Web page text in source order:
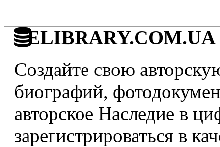
ELIBRARY.COM.UA
Создайте свою
биографий,
авторское Наследие в
зарегистрироваться в